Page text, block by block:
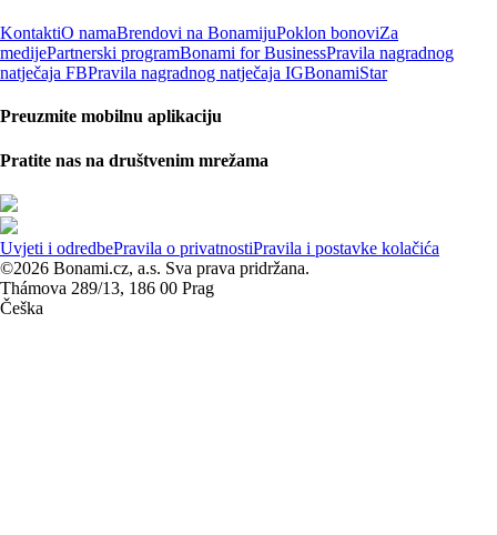
KontaktiO namaBrendovi na BonamijuPoklon bonoviZa
medijePartnerski programBonami for BusinessPravila nagradnog
natječaja FBPravila nagradnog natječaja IGBonamiStar
Preuzmite mobilnu aplikaciju
Pratite nas na društvenim mrežama
Uvjeti i odredbePravila o privatnostiPravila i postavke kolačića
©2026 Bonami.cz, a.s. Sva prava pridržana.
Thámova 289/13, 186 00 Prag
Češka